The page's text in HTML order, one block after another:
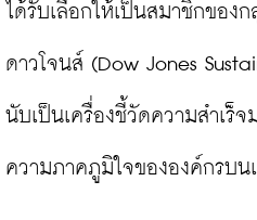
ได้รับเลือกให้เป็นสมาชิกของ
ดาวโจนส์ (Dow Jones
นับเป็นเครื่องชี้วัดความสำเร็
ความภาคภูมิใจขององค์กรบน